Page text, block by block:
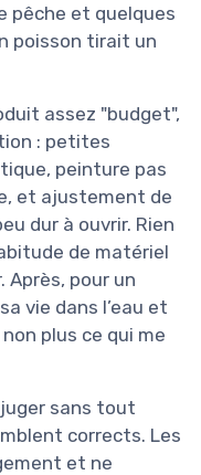
pêche et quelques
poisson tirait un
assez "budget",
: petites
peinture pas
et ajustement de
dur à ouvrir. Rien
de matériel
Après, pour un
vie dans l’eau et
plus ce qui me
sans tout
corrects. Les
et ne